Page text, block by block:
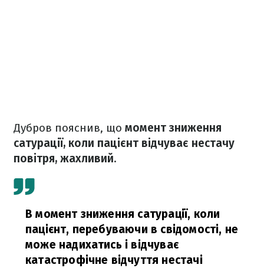
Дубров пояснив, що момент зниження
сатурації, коли пацієнт відчуває нестачу
повітря, жахливий.
В момент зниження сатурації, коли
пацієнт, перебуваючи в свідомості, не
може надихатись і відчуває
катастрофічне відчуття нестачі